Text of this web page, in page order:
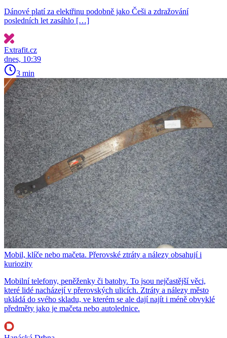
Dánové platí za elektřinu podobně jako Češi a zdražování
posledních let zasáhlo […]
Extrafit.cz
dnes, 10:39
3 min
Mobil, klíče nebo mačeta. Přerovské ztráty a nálezy obsahují i
kuriozity
Mobilní telefony, peněženky či batohy. To jsou nejčastější věci,
které lidé nacházejí v přerovských ulicích. Ztráty a nálezy město
ukládá do svého skladu, ve kterém se ale dají najít i méně obvyklé
předměty jako je mačeta nebo autolednice.